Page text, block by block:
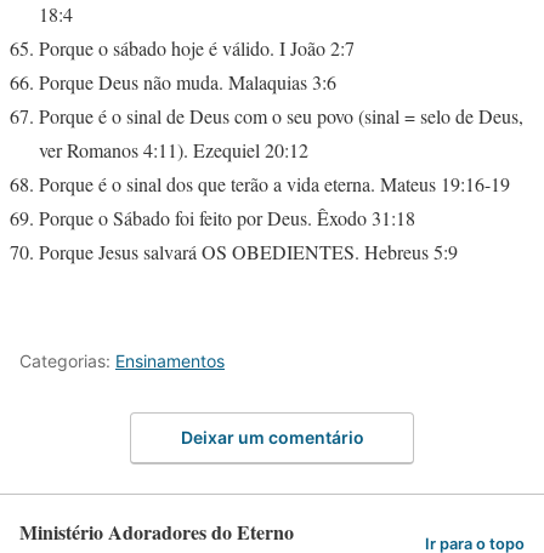
18:4
Porque o sábado hoje é válido. I João 2:7
Porque Deus não muda. Malaquias 3:6
Porque é o sinal de Deus com o seu povo (sinal = selo de Deus,
ver Romanos 4:11). Ezequiel 20:12
Porque é o sinal dos que terão a vida eterna. Mateus 19:16-19
Porque o Sábado foi feito por Deus. Êxodo 31:18
Porque Jesus salvará OS OBEDIENTES. Hebreus 5:9
Categorias: Ensinamentos
Deixar um comentário
Ministério Adoradores do Eterno Ir para o topo